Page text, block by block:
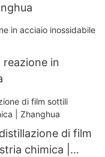
in
di film
chimica |